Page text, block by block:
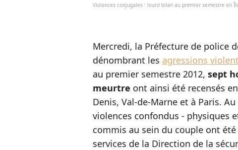
Violences conjugales : lourd bilan au premier semestre en
Mercredi, la Préfecture de police
dénombrant les agressions
au premier semestre 2012, sept
meurtre ont ainsi été recensés
Denis, Val-de-Marne et à Paris.
violences confondus - physiques
commis au sein du couple ont
services de la Direction de la